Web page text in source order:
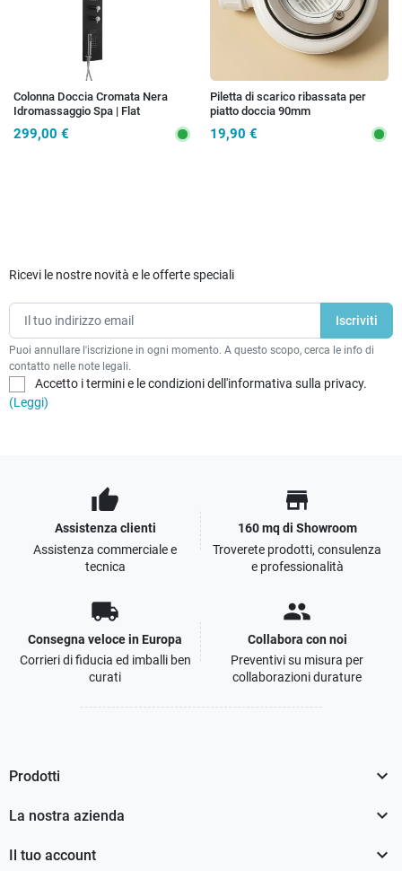
Colonna Doccia Cromata Nera
Idromassaggio Spa | Flat
299,00 €
Piletta di scarico ribassata per
piatto doccia 90mm
19,90 €
Ricevi le nostre novità e le offerte speciali
Puoi annullare l'iscrizione in ogni momento. A questo scopo, cerca le info di
contatto nelle note legali.
Accetto i termini e le condizioni dell'informativa sulla privacy.
(Leggi)
thumb_up
Assistenza clienti
Assistenza commerciale e
tecnica
store
160 mq di Showroom
Troverete prodotti, consulenza
e professionalità
local_shipping
Consegna veloce in Europa
Corrieri di fiducia ed imballi ben
curati
people
Collabora con noi
Preventivi su misura per
collaborazioni durature
Prodotti 
La nostra azienda 
Il tuo account 